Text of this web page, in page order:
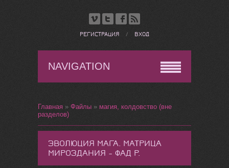
РЕГИСТРАЦИЯ / ВХОД
NAVIGATION
Главная » Файлы » магия, колдовство (вне
разделов)
ЭВОЛЮЦИЯ МАГА. МАТРИЦА
МИРОЗДАНИЯ - ФАД Р.